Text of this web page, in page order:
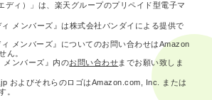
ィ）」は、楽天グループのプリペイド型電子マ
メンバーズ』は株式会社バンダイによる提供で
メンバーズ』についてのお問い合わせはAmazon
ん。
メンバーズ』内のお問い合わせまでお願い致しま
およびそれらのロゴはAmazon.com, Inc. または
。